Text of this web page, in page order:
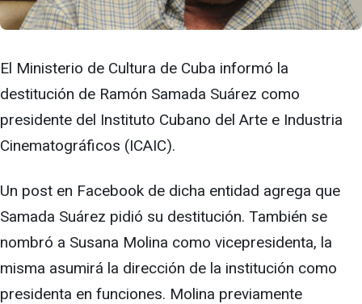
El Ministerio de Cultura de Cuba informó la
destitución de Ramón Samada Suárez como
presidente del Instituto Cubano del Arte e Industria
Cinematográficos (ICAIC).
Un post en Facebook de dicha entidad agrega que
Samada Suárez pidió su destitución. También se
nombró a Susana Molina como vicepresidenta, la
misma asumirá la dirección de la institución como
presidenta en funciones. Molina previamente